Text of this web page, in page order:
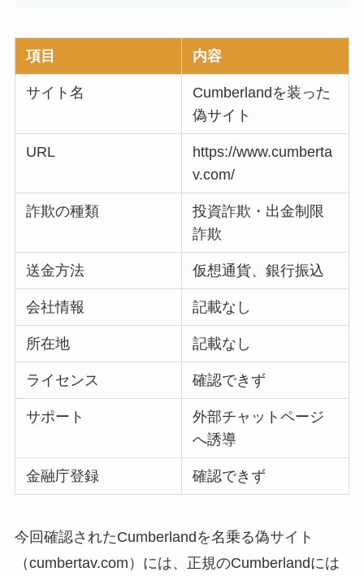
項目 内容
サイト名
Cumberlandを装った
偽サイト
URL
https://www.cumberta
v.com/
詐欺の種類
投資詐欺・出金制限
詐欺
送金方法 仮想通貨、銀行振込
会社情報 記載なし
所在地 記載なし
ライセンス 確認できず
サポート
外部チャットページ
へ誘導
金融庁登録 確認できず
今回確認されたCumberlandを名乗る偽サイト
（cumbertav.com）には、正規のCumberlandには